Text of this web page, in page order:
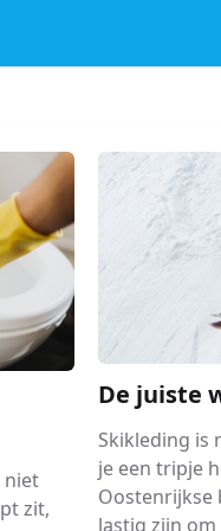
niet
zit,
De juiste
Skikleding is
je een tripje
Oostenrijkse
lastig zijn om